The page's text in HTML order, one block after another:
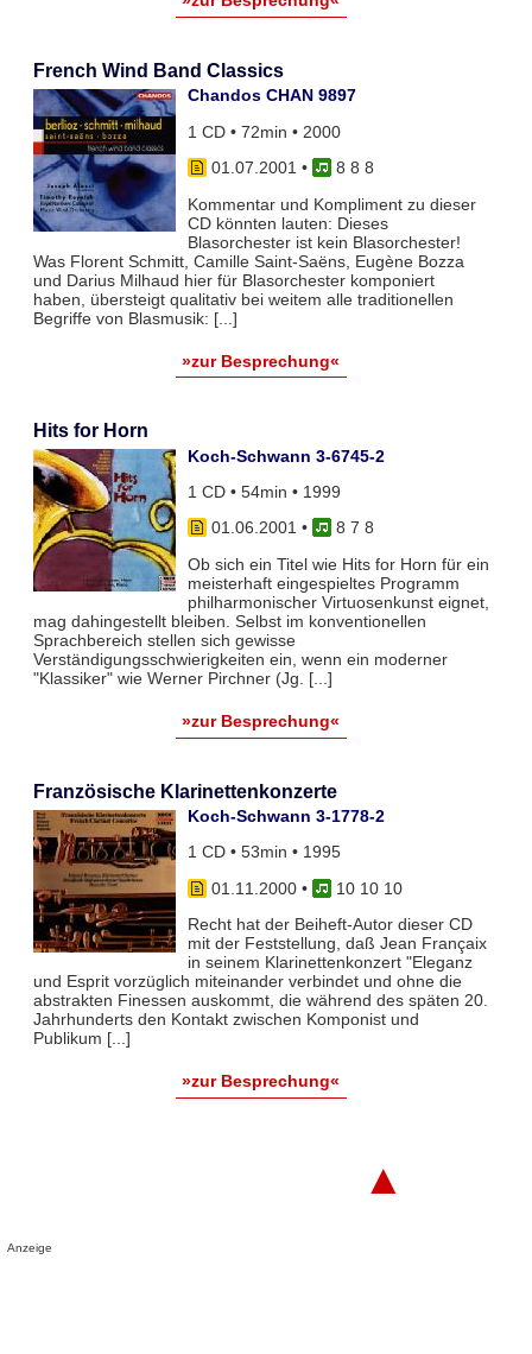
French Wind Band Classics
Chandos CHAN 9897
1 CD • 72min • 2000
01.07.2001 •
8 8 8
Kommentar und Kompliment zu dieser
CD könnten lauten: Dieses
Blasorchester ist kein Blasorchester!
Was Florent Schmitt, Camille Saint-Saëns, Eugène Bozza
und Darius Milhaud hier für Blasorchester komponiert
haben, übersteigt qualitativ bei weitem alle traditionellen
Begriffe von Blasmusik: [...]
»zur Besprechung«
Hits for Horn
Koch-Schwann 3-6745-2
1 CD • 54min • 1999
01.06.2001 •
8 7 8
Ob sich ein Titel wie Hits for Horn für ein
meisterhaft eingespieltes Programm
philharmonischer Virtuosenkunst eignet,
mag dahingestellt bleiben. Selbst im konventionellen
Sprachbereich stellen sich gewisse
Verständigungsschwierigkeiten ein, wenn ein moderner
"Klassiker" wie Werner Pirchner (Jg. [...]
»zur Besprechung«
Französische Klarinettenkonzerte
Koch-Schwann 3-1778-2
1 CD • 53min • 1995
01.11.2000•
10 10 10
Recht hat der Beiheft-Autor dieser CD
mit der Feststellung, daß Jean Françaix
in seinem Klarinettenkonzert "Eleganz
und Esprit vorzüglich miteinander verbindet und ohne die
abstrakten Finessen auskommt, die während des späten 20.
Jahrhunderts den Kontakt zwischen Komponist und
Publikum [...]
»zur Besprechung«
▲
Anzeige